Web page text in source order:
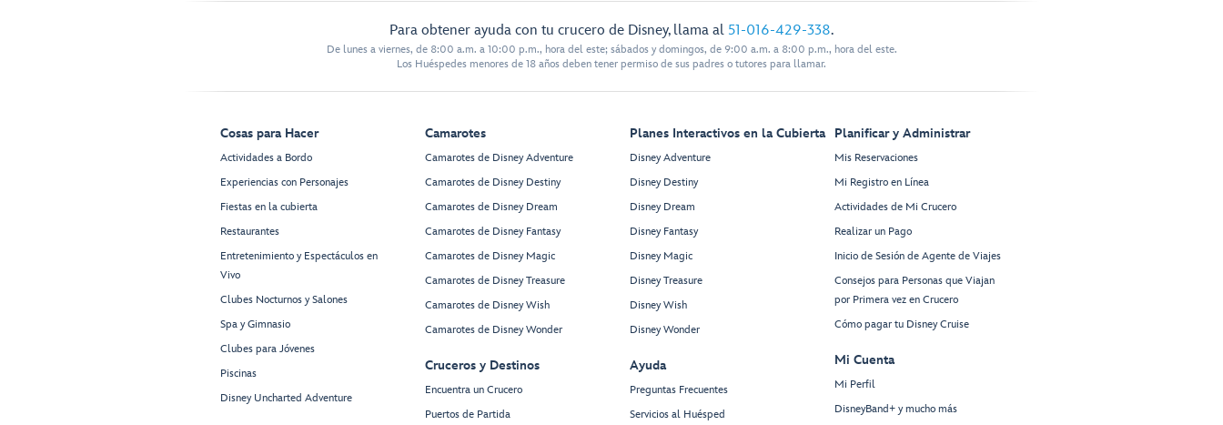
Para obtener ayuda con tu crucero de Disney, llama al 51-016-429-338.
De lunes a viernes, de 8:00 a.m. a 10:00 p.m., hora del este; sábados y domingos, de 9:00 a.m. a 8:00 p.m., hora del este.
Los Huéspedes menores de 18 años deben tener permiso de sus padres o tutores para llamar.
Cosas para Hacer
Actividades a Bordo
Experiencias con Personajes
Fiestas en la cubierta
Restaurantes
Entretenimiento y Espectáculos en
Vivo
Clubes Nocturnos y Salones
Spa y Gimnasio
Clubes para Jóvenes
Piscinas
Disney Uncharted Adventure
Camarotes
Camarotes de Disney Adventure
Camarotes de Disney Destiny
Camarotes de Disney Dream
Camarotes de Disney Fantasy
Camarotes de Disney Magic
Camarotes de Disney Treasure
Camarotes de Disney Wish
Camarotes de Disney Wonder
Cruceros y Destinos
Encuentra un Crucero
Puertos de Partida
Planes Interactivos en la Cubierta
Disney Adventure
Disney Destiny
Disney Dream
Disney Fantasy
Disney Magic
Disney Treasure
Disney Wish
Disney Wonder
Ayuda
Preguntas Frecuentes
Servicios al Huésped
Planificar y Administrar
Mis Reservaciones
Mi Registro en Línea
Actividades de Mi Crucero
Realizar un Pago
Inicio de Sesión de Agente de Viajes
Consejos para Personas que Viajan
por Primera vez en Crucero
Cómo pagar tu Disney Cruise
Mi Cuenta
Mi Perfil
DisneyBand+ y mucho más